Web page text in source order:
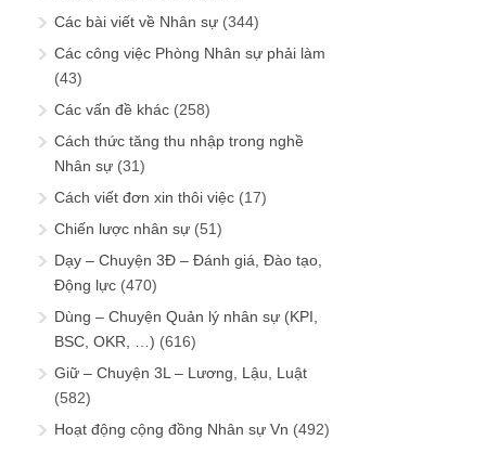
Các bài viết về Nhân sự (344)
Các công việc Phòng Nhân sự phải làm
(43)
Các vấn đề khác (258)
Cách thức tăng thu nhập trong nghề
Nhân sự (31)
Cách viết đơn xin thôi việc (17)
Chiến lược nhân sự (51)
Dạy – Chuyện 3Đ – Đánh giá, Đào tạo,
Động lực (470)
Dùng – Chuyện Quản lý nhân sự (KPI,
BSC, OKR, …) (616)
Giữ – Chuyện 3L – Lương, Lậu, Luật
(582)
Hoạt động cộng đồng Nhân sự Vn (492)